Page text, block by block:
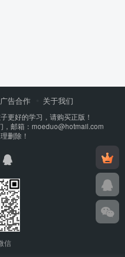
广告合作 关于我们
更好的学习，请购买正版！
，邮箱：moeduo@hotmail.com
删除！
信